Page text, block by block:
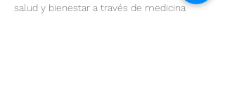
salud y bienestar a través de medicina